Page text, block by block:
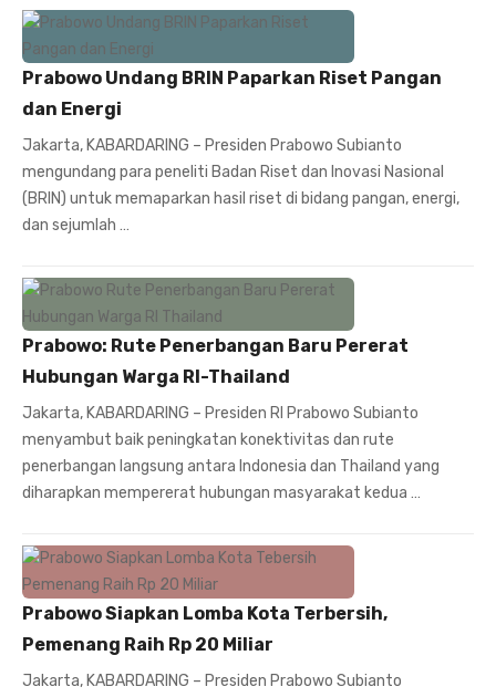
Prabowo Undang BRIN Paparkan Riset Pangan
dan Energi
Jakarta, KABARDARING – Presiden Prabowo Subianto
mengundang para peneliti Badan Riset dan Inovasi Nasional
(BRIN) untuk memaparkan hasil riset di bidang pangan, energi,
dan sejumlah …
Prabowo: Rute Penerbangan Baru Pererat
Hubungan Warga RI-Thailand
Jakarta, KABARDARING – Presiden RI Prabowo Subianto
menyambut baik peningkatan konektivitas dan rute
penerbangan langsung antara Indonesia dan Thailand yang
diharapkan mempererat hubungan masyarakat kedua …
Prabowo Siapkan Lomba Kota Terbersih,
Pemenang Raih Rp 20 Miliar
Jakarta, KABARDARING – Presiden Prabowo Subianto